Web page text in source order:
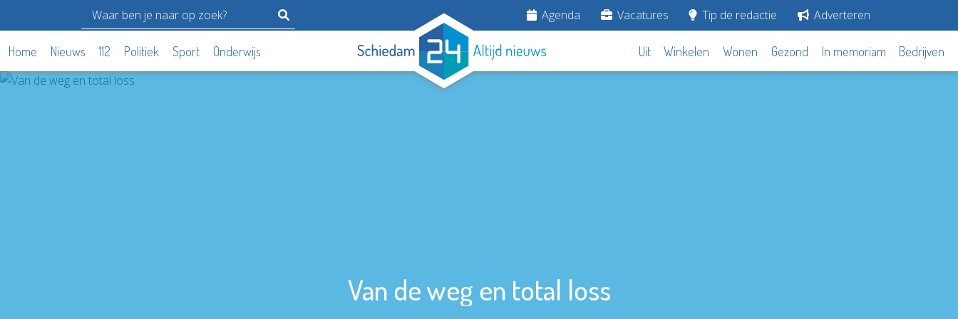
Agenda Vacatures Tip de redactie Adverteren
Home Nieuws 112 Politiek Sport Onderwijs Uit Winkelen Wonen Gezond In memoriam Bedrijven
Van de weg en total loss